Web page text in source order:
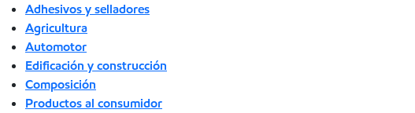
Adhesivos y selladores
Agricultura
Automotor
Edificación y construcción
Composición
Productos al consumidor